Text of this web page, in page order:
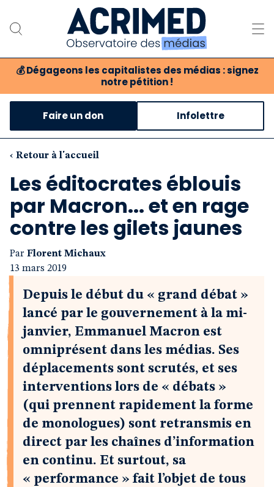
💰 Dégageons les capitalistes des médias : signez
notre pétition !
Notre association
Notre critique des médias
Nos propositions
Notre revue
Boutique
Faire un don Infolettre
‹ Retour à l'accueil
Les éditocrates éblouis
par Macron... et en rage
contre les gilets jaunes
Par Florent Michaux
13 mars 2019
Depuis le début du « grand débat »
lancé par le gouvernement à la mi-
janvier, Emmanuel Macron est
omniprésent dans les médias. Ses
déplacements sont scrutés, et ses
interventions lors de « débats »
(qui prennent rapidement la forme
de monologues) sont retransmis en
direct par les chaînes d’information
en continu. Et surtout, sa
« performance » fait l’objet de tous